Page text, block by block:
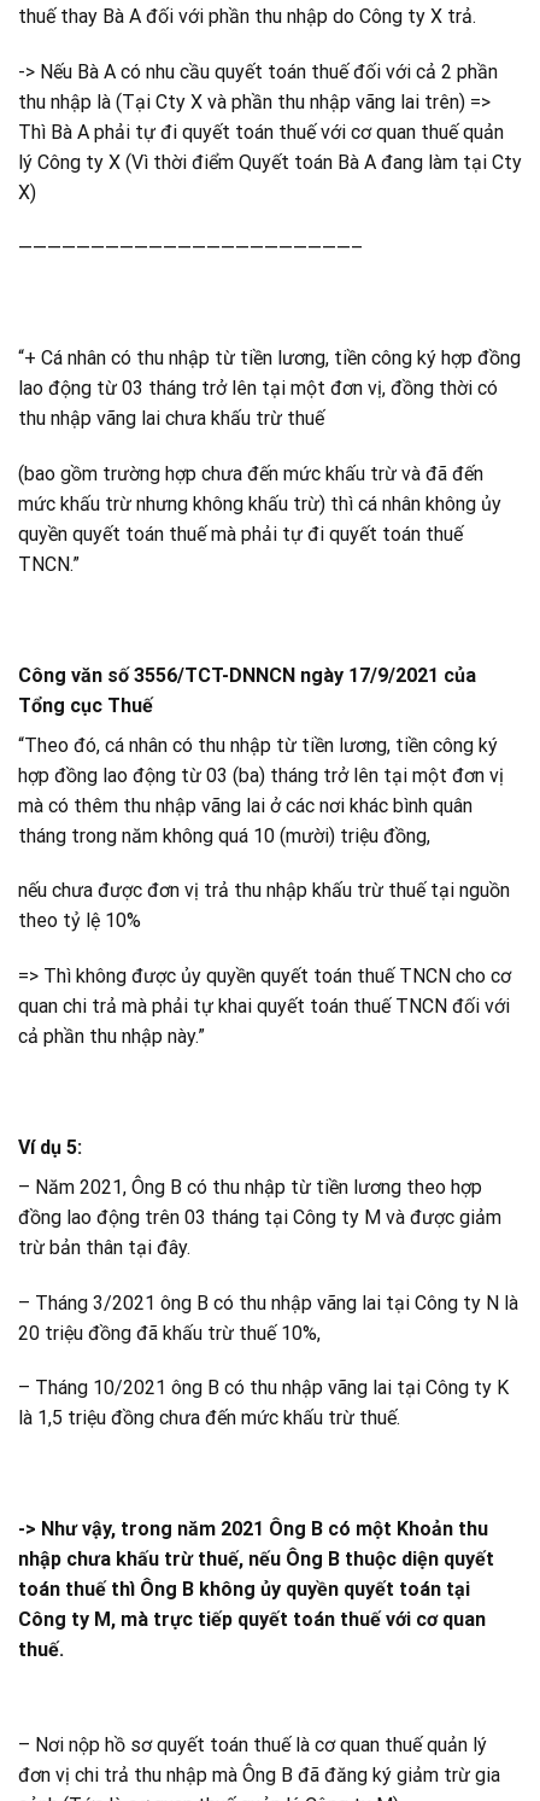
thuế thay Bà A đối với phần thu nhập do Công ty X trả.
-> Nếu Bà A có nhu cầu quyết toán thuế đối với cả 2 phần
thu nhập là (Tại Cty X và phần thu nhập vãng lai trên) =>
Thì Bà A phải tự đi quyết toán thuế với cơ quan thuế quản
lý Công ty X (Vì thời điểm Quyết toán Bà A đang làm tại Cty
X)
———————————————————————–
“+ Cá nhân có thu nhập từ tiền lương, tiền công ký hợp đồng
lao động từ 03 tháng trở lên tại một đơn vị, đồng thời có
thu nhập vãng lai chưa khấu trừ thuế
(bao gồm trường hợp chưa đến mức khấu trừ và đã đến
mức khấu trừ nhưng không khấu trừ) thì cá nhân không ủy
quyền quyết toán thuế mà phải tự đi quyết toán thuế
TNCN.”
Công văn số 3556/TCT-DNNCN ngày 17/9/2021 của
Tổng cục Thuế
“Theo đó, cá nhân có thu nhập từ tiền lương, tiền công ký
hợp đồng lao động từ 03 (ba) tháng trở lên tại một đơn vị
mà có thêm thu nhập vãng lai ở các nơi khác bình quân
tháng trong năm không quá 10 (mười) triệu đồng,
nếu chưa được đơn vị trả thu nhập khấu trừ thuế tại nguồn
theo tỷ lệ 10%
=> Thì không được ủy quyền quyết toán thuế TNCN cho cơ
quan chi trả mà phải tự khai quyết toán thuế TNCN đối với
cả phần thu nhập này.”
Ví dụ 5:
– Năm 2021, Ông B có thu nhập từ tiền lương theo hợp
đồng lao động trên 03 tháng tại Công ty M và được giảm
trừ bản thân tại đây.
– Tháng 3/2021 ông B có thu nhập vãng lai tại Công ty N là
20 triệu đồng đã khấu trừ thuế 10%,
– Tháng 10/2021 ông B có thu nhập vãng lai tại Công ty K
là 1,5 triệu đồng chưa đến mức khấu trừ thuế.
-> Như vậy, trong năm 2021 Ông B có một Khoản thu
nhập chưa khấu trừ thuế, nếu Ông B thuộc diện quyết
toán thuế thì Ông B không ủy quyền quyết toán tại
Công ty M, mà trực tiếp quyết toán thuế với cơ quan
thuế.
– Nơi nộp hồ sơ quyết toán thuế là cơ quan thuế quản lý
đơn vị chi trả thu nhập mà Ông B đã đăng ký giảm trừ gia